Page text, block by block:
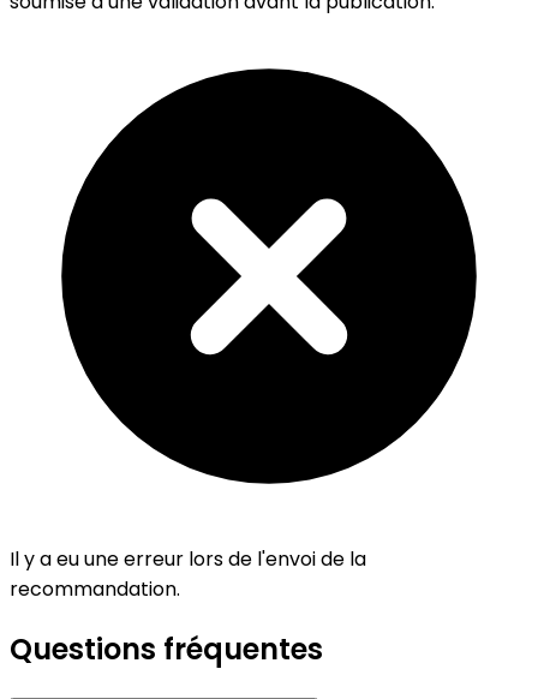
Il y a eu une erreur lors de l'envoi de la
recommandation.
Questions fréquentes